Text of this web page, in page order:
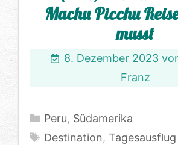
Machu Picchu
musst
8. Dezember 2023
Franz
Kategorien
Peru, Südamerika
Schlagwörter
Destination, Tagesausflug